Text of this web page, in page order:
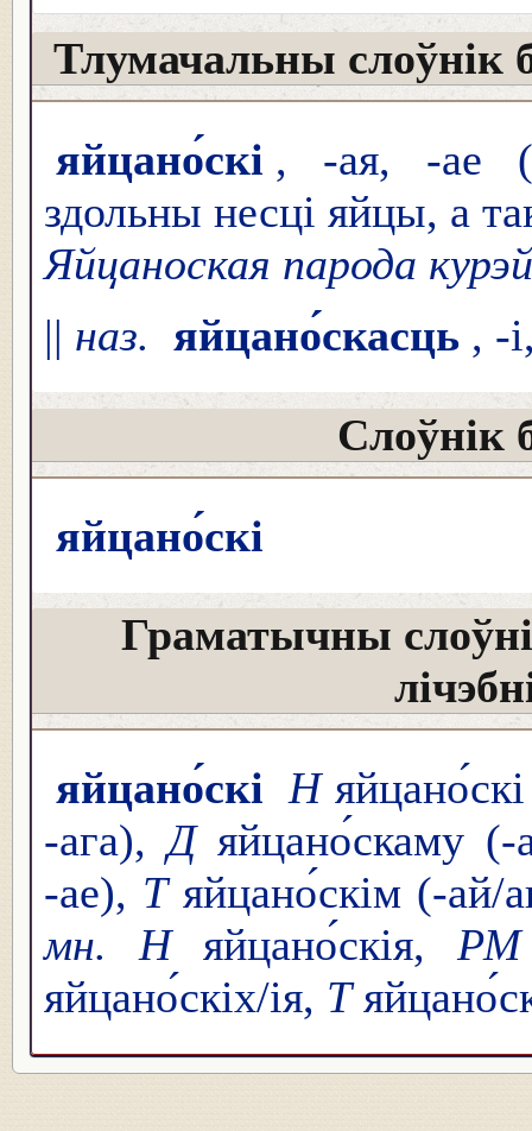
Тлумачальны слоўнік
яйцано́скі , -ая, -ае
здольны несці яйцы, а
Яйцаноская парода
|| наз. яйцано́скасць , -
Слоўнік
яйцано́скі
Граматычны
яйцано́скі Н
-ага),Дяйцано́скаму
-ае), Тяйцано́скім (-
мн. Няйцано́скія, РМ
яйцано́скіх/ія, Т